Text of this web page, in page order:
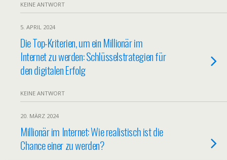
KEINE ANTWORT
5. APRIL 2024
Die Top-Kriterien, um ein Millionär im
Internet zu werden: Schlüsselstrategien für
den digitalen Erfolg
KEINE ANTWORT
20. MÄRZ 2024
Millionär im Internet: Wie realistisch ist die
Chance einer zu werden?